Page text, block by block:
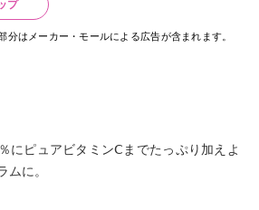
プ
はメーカー・モールによる広告が含まれます。
にピュアビタミンⅭまでたっぷり加えよ
に。